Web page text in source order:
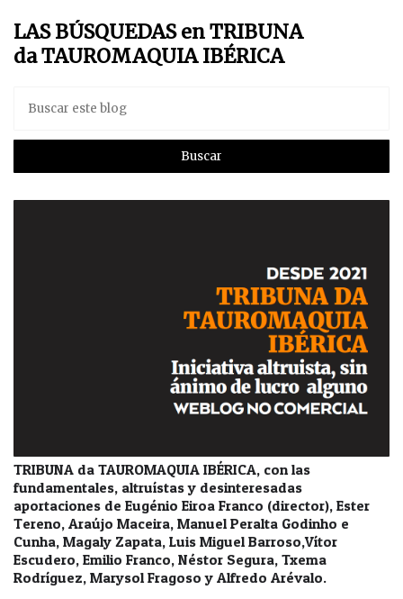
LAS BÚSQUEDAS en TRIBUNA
da TAUROMAQUIA IBÉRICA
TRIBUNA da TAUROMAQUIA IBÉRICA, con las
fundamentales, altruístas y desinteresadas
aportaciones de Eugénio Eiroa Franco (director), Ester
Tereno, Araújo Maceira, Manuel Peralta Godinho e
Cunha, Magaly Zapata, Luis Miguel Barroso,Vítor
Escudero, Emilio Franco, Néstor Segura, Txema
Rodríguez, Marysol Fragoso y Alfredo Arévalo.